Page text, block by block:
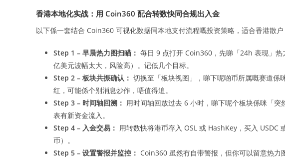
香港本地化实战：用 Coin360 配合转数快同合规出入金
以下係一套结合 Coin360 可视化数据同本地支付流程嘅投资策略，适合香港散户
Step 1 – 早晨热力图扫瞄： 每日 9 点打开 Coin360，先睇「24h 表现」
亿美元波幅太大，风险高）。记低几个目标。
Step 2 – 板块共振确认： 切换至「板块视图」，睇下呢啲币所属嘅赛道
红，可能係个别消息炒作，唔值得追。
Step 3 – 时间轴回溯： 用时间轴回放过去 6 小时，睇下呢个板块係咪「
表有新资金流入。
Step 4 – 入金交易： 用转数快将港币存入 OSL 或 HashKey，买入 USDC
币）。
Step 5 – 设置警报并监控： Coin360 虽然冇自带警报，但你可以留意热